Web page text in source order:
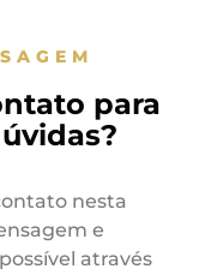
para
nesta
e
através